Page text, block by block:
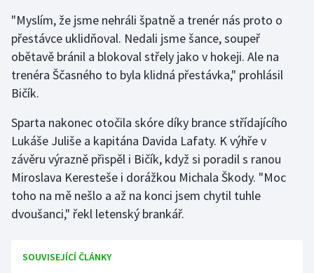
Rychlobruslení
Rychlostní kanoistika
Short track
Stolní tenis
Triatlon
Veslování
"Myslím, že jsme nehráli špatně a trenér nás proto o
přestávce uklidňoval. Nedali jsme šance, soupeř
obětavě bránil a blokoval střely jako v hokeji. Ale na
trenéra Ščasného to byla klidná přestávka," prohlásil
Bičík.
Sparta nakonec otočila skóre díky brance střídajícího
Lukáše Juliše a kapitána Davida Lafaty. K výhře v
závěru výrazně přispěl i Bičík, když si poradil s ranou
Miroslava Keresteše i dorážkou Michala Škody. "Moc
toho na mě nešlo a až na konci jsem chytil tuhle
dvoušanci," řekl letenský brankář.
SOUVISEJÍCÍ ČLÁNKY